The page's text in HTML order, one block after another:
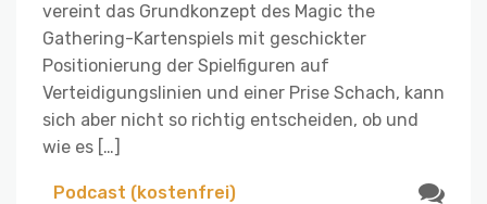
vereint das Grundkonzept des Magic the
Gathering-Kartenspiels mit geschickter
Positionierung der Spielfiguren auf
Verteidigungslinien und einer Prise Schach, kann
sich aber nicht so richtig entscheiden, ob und
wie es […]
Podcast (kostenfrei)